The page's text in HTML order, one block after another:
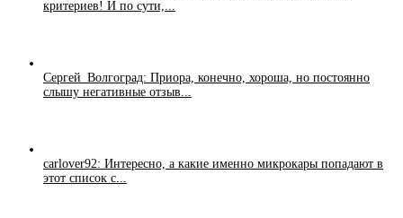
критериев! И по сути,...
Сергей_Волгоград: Приора, конечно, хороша, но постоянно
слышу негативные отзыв...
carlover92: Интересно, а какие именно микрокары попадают в
этот список с...